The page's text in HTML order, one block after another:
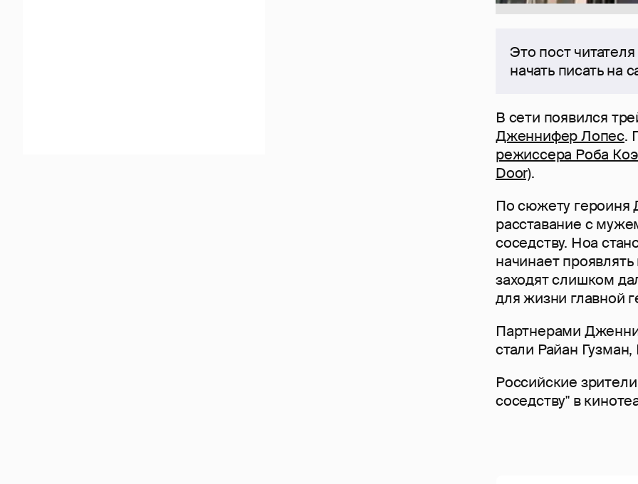
Это пост
начать писать на
В сети появился
Дженнифер Лопес.
режиссера Роба
Door).
По сюжету
расставание с
соседству. Ноа
начинает
заходят слишком
для жизни главной
Партнерами
стали Райан
Российские
соседству" в